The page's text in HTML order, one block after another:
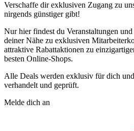
Verschaffe dir exklusiven Zugang zu
nirgends günstiger gibt!
Nur hier findest du Veranstaltungen
deiner Nähe zu exklusiven
attraktive Rabattaktionen zu
besten Online-Shops.
Alle Deals werden exklusiv für dich
verhandelt und geprüft.
Melde dich an